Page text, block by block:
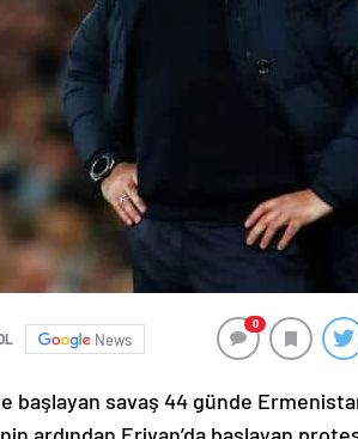
News
0
başlayan savaş 44 günde